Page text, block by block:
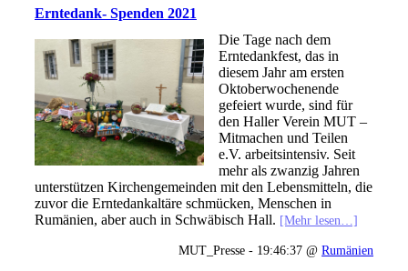
Erntedank- Spenden 2021
Die Tage nach dem
Erntedankfest, das in
diesem Jahr am ersten
Oktoberwochenende
gefeiert wurde, sind für
den Haller Verein MUT –
Mitmachen und Teilen
e.V. arbeitsintensiv. Seit
mehr als zwanzig Jahren
unterstützen Kirchengemeinden mit den Lebensmitteln, die
zuvor die Erntedankaltäre schmücken, Menschen in
Rumänien, aber auch in Schwäbisch Hall. [Mehr lesen…]
MUT_Presse - 19:46:37 @Rumänien